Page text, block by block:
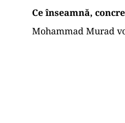
Ce înseamnă,
Mohammad Murad